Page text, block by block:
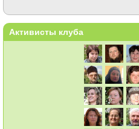
Активисты клуба